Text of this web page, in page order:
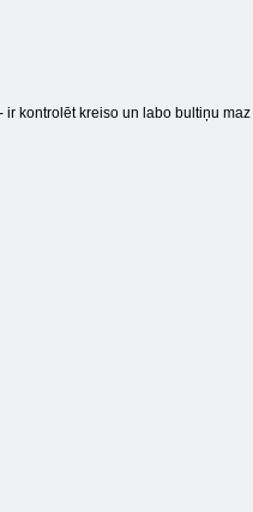
kontrolēt kreiso un labo bultiņu